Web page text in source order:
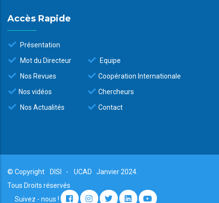
Accès Rapide
Présentation
Mot du Directeur
Nos Revues
Nos vidéos
Nos Actualités
Equipe
Coopération Internationale
Chercheurs
Contact
© Copyright DISI - UCAD
Janvier 2024.
Tous Droits réservés
Suivez - nous !